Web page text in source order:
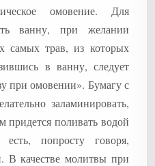
омовение. Для
ванну, при желании
самых трав, из которых
в ванну, следует
при омовении». Бумагу с
заламинировать,
придется поливать водой
попросту говоря,
В качестве молитвы при